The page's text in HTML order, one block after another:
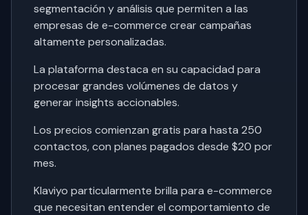
segmentación y análisis que permiten a las
empresas de e-commerce crear campañas
altamente personalizadas.
La plataforma destaca en su capacidad para
procesar grandes volúmenes de datos y
generar insights accionables.
Los precios comienzan gratis para hasta 250
contactos, con planes pagados desde $20 por
mes.
Klaviyo particularmente brilla para e-commerce
que necesitan entender el comportamiento de